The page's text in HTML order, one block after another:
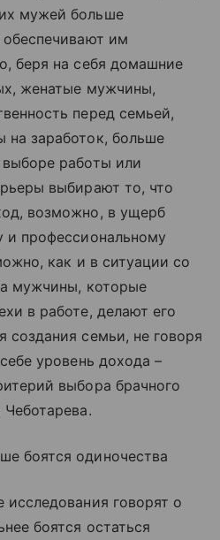
мужей больше
обеспечивают им
беря на себя домашние
женатые мужчины,
перед семьей,
на заработок, больше
работы или
выбирают то, что
возможно, в ущерб
и профессиональному
как и в ситуации со
мужчины, которые
в работе, делают его
создания семьи, не говоря
уровень дохода –
выбора брачного
боятся одиночества
говорят о
боятся остаться